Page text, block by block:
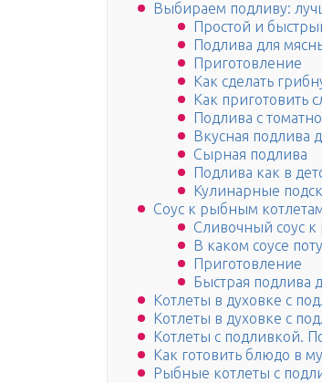
Выбираем подливу:
Простой и
Подлива для
Приготовление
Как сделать
Как приготовить
Подлива с
Вкусная подлива
Сырная подлива
Подлива как в
Кулинарные
Соус к рыбным
Сливочный соус
В каком соусе
Приготовление
Быстрая подлива
Котлеты в духовке с
Котлеты в духовке с
Котлеты с подливкой.
Как готовить блюдо в
Рыбные котлеты с